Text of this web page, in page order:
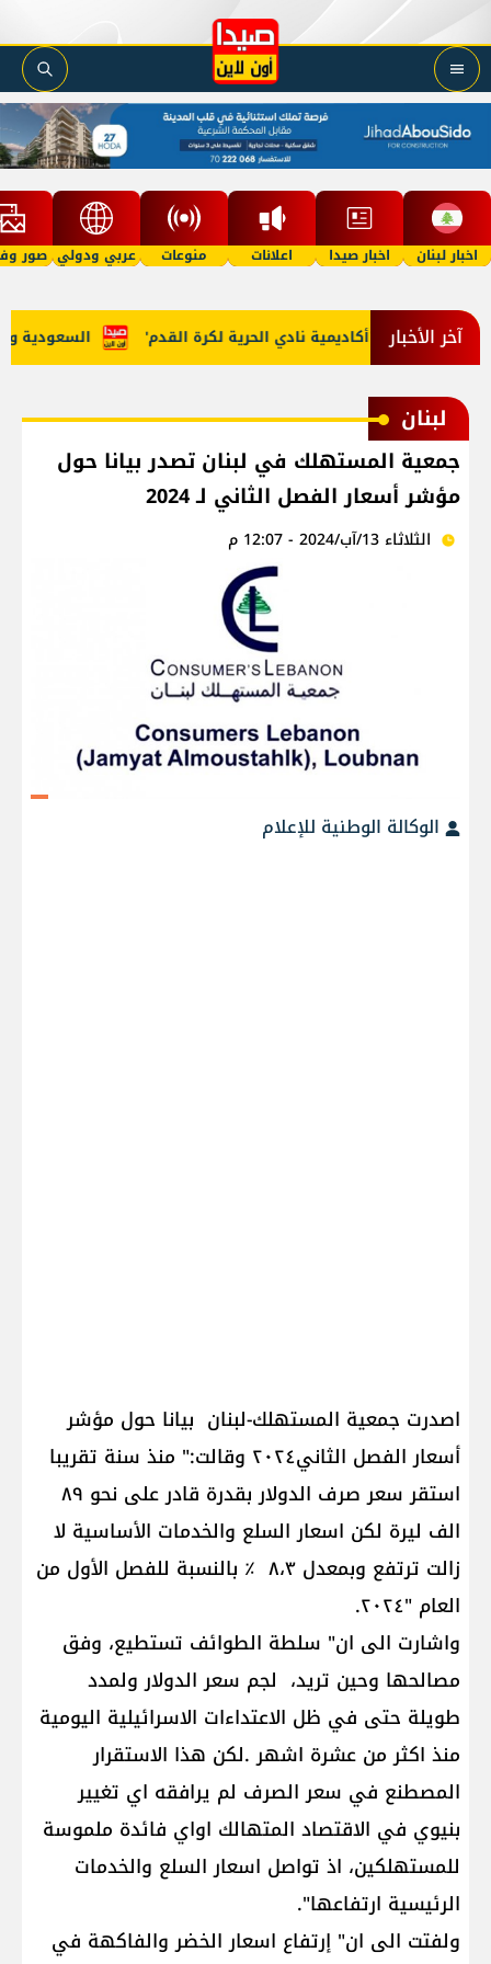
اخبار لبنان اخبار صيدا اعلانات منوعات عربي ودولي صور
آخر الأخبار السعودية مرجان يطلق 'أكاديمية نادي الحرية لكرة القدم'
لبنان
جمعية المستهلك في لبنان تصدر بيانا حول
مؤشر أسعار الفصل الثاني لـ 2024
الثلاثاء 13/آب/2024 - 12:07 م
الوكالة الوطنية للإعلام
اصدرت جمعية المستهلك-لبنان بيانا حول مؤشر
أسعار الفصل الثاني٢٠٢٤ وقالت:" منذ سنة تقريبا
استقر سعر صرف الدولار بقدرة قادر على نحو ٨٩
الف ليرة لكن اسعار السلع والخدمات الأساسية لا
زالت ترتفع وبمعدل ٨،٣ ٪؜ بالنسبة للفصل الأول من
العام "٢٠٢٤.
واشارت الى ان" سلطة الطوائف تستطيع، وفق
مصالحها وحين تريد، لجم سعر الدولار ولمدد
طويلة حتى في ظل الاعتداءات الاسرائيلية اليومية
منذ اكثر من عشرة اشهر .لكن هذا الاستقرار
المصطنع في سعر الصرف لم يرافقه اي تغيير
بنيوي في الاقتصاد المتهالك اواي فائدة ملموسة
للمستهلكين، اذ تواصل اسعار السلع والخدمات
الرئيسية ارتفاعها".
ولفتت الى ان" إرتفاع اسعار الخضر والفاكهة في